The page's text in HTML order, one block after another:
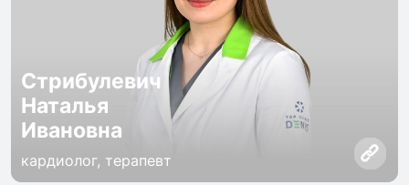
Стрибулевич
Наталья
Ивановна
кардиолог, терапевт